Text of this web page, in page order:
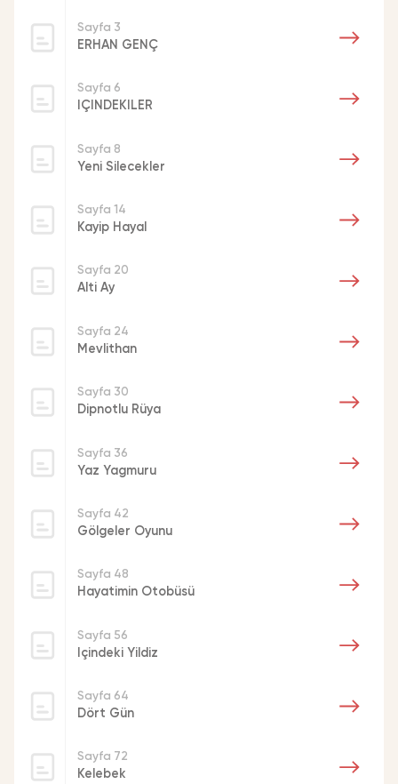
Sayfa 3
ERHAN GENÇ
Sayfa 6
IÇINDEKILER
Sayfa 8
Yeni Silecekler
Sayfa 14
Kayip Hayal
Sayfa 20
Alti Ay
Sayfa 24
Mevlithan
Sayfa 30
Dipnotlu Rüya
Sayfa 36
Yaz Yagmuru
Sayfa 42
Gölgeler Oyunu
Sayfa 48
Hayatimin Otobüsü
Sayfa 56
Içindeki Yildiz
Sayfa 64
Dört Gün
Sayfa 72
Kelebek
Kürk Manto
Kürk Manto
Tümü Belediyeler Kurumlar
Şehir Seçiniz
Künye Bilgilerini dışarı aktar
KAYNAKÇA FORMATI SEÇ
ABNT